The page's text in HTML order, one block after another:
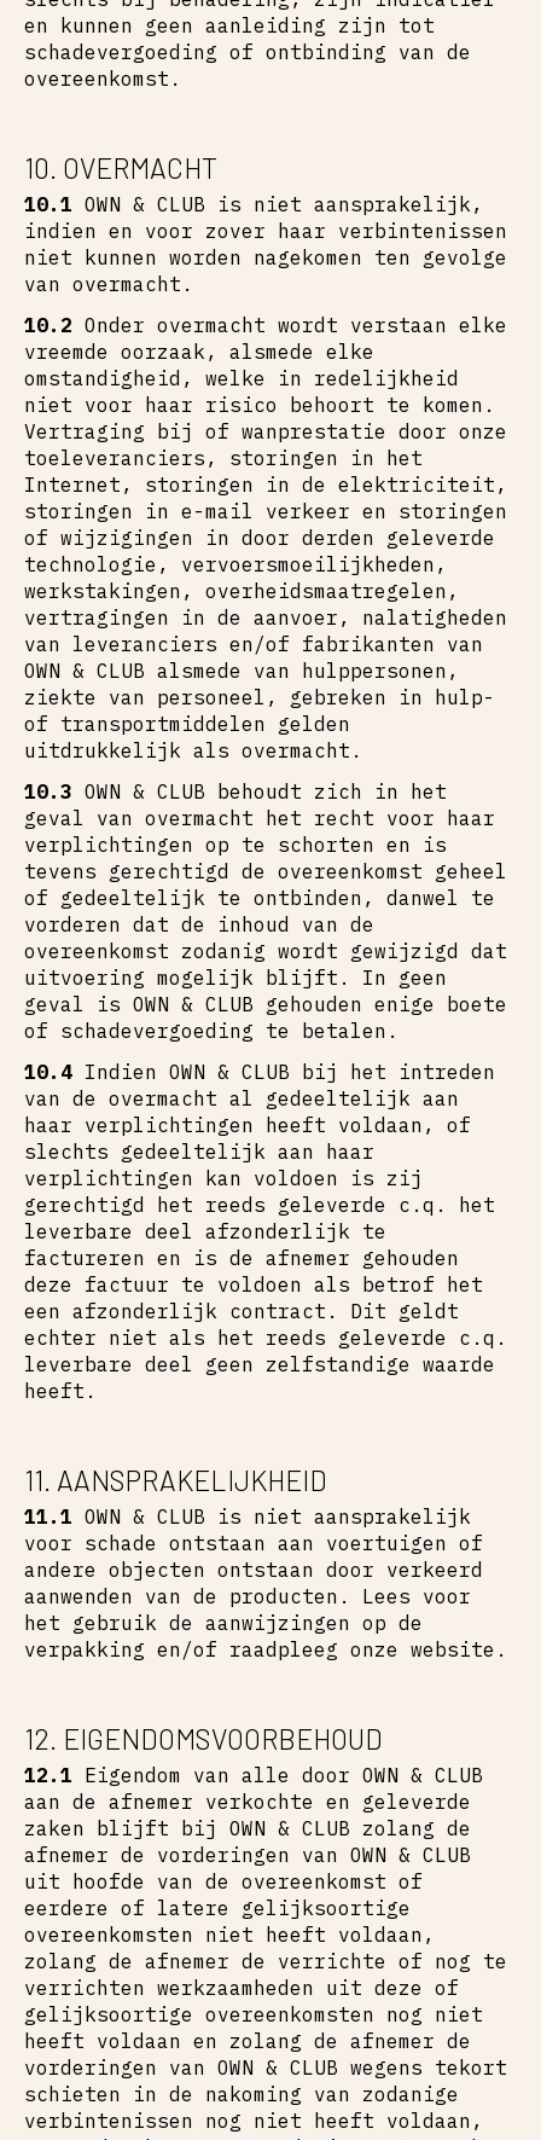
en kunnen geen aanleiding zijn tot
schadevergoeding of ontbinding van de
overeenkomst.
10. OVERMACHT
10.1 OWN & CLUB is niet aansprakelijk,
indien en voor zover haar verbintenissen
niet kunnen worden nagekomen ten gevolge
van overmacht.
10.2 Onder overmacht wordt verstaan elke
vreemde oorzaak, alsmede elke
omstandigheid, welke in redelijkheid
niet voor haar risico behoort te komen.
Vertraging bij of wanprestatie door onze
toeleveranciers, storingen in het
Internet, storingen in de elektriciteit,
storingen in e-mail verkeer en storingen
of wijzigingen in door derden geleverde
technologie, vervoersmoeilijkheden,
werkstakingen, overheidsmaatregelen,
vertragingen in de aanvoer, nalatigheden
van leveranciers en/of fabrikanten van
OWN & CLUB alsmede van hulppersonen,
ziekte van personeel, gebreken in hulp-
of transportmiddelen gelden
uitdrukkelijk als overmacht.
10.3 OWN & CLUB behoudt zich in het
geval van overmacht het recht voor haar
verplichtingen op te schorten en is
tevens gerechtigd de overeenkomst geheel
of gedeeltelijk te ontbinden, danwel te
vorderen dat de inhoud van de
overeenkomst zodanig wordt gewijzigd dat
uitvoering mogelijk blijft. In geen
geval is OWN & CLUB gehouden enige boete
of schadevergoeding te betalen.
10.4 Indien OWN & CLUB bij het intreden
van de overmacht al gedeeltelijk aan
haar verplichtingen heeft voldaan, of
slechts gedeeltelijk aan haar
verplichtingen kan voldoen is zij
gerechtigd het reeds geleverde c.q. het
leverbare deel afzonderlijk te
factureren en is de afnemer gehouden
deze factuur te voldoen als betrof het
een afzonderlijk contract. Dit geldt
echter niet als het reeds geleverde c.q.
leverbare deel geen zelfstandige waarde
heeft.
11. AANSPRAKELIJKHEID
11.1 OWN & CLUB is niet aansprakelijk
voor schade ontstaan aan voertuigen of
andere objecten ontstaan door verkeerd
aanwenden van de producten. Lees voor
het gebruik de aanwijzingen op de
verpakking en/of raadpleeg onze website.
12. EIGENDOMSVOORBEHOUD
12.1 Eigendom van alle door OWN & CLUB
aan de afnemer verkochte en geleverde
zaken blijft bij OWN & CLUB zolang de
afnemer de vorderingen van OWN & CLUB
uit hoofde van de overeenkomst of
eerdere of latere gelijksoortige
overeenkomsten niet heeft voldaan,
zolang de afnemer de verrichte of nog te
verrichten werkzaamheden uit deze of
gelijksoortige overeenkomsten nog niet
heeft voldaan en zolang de afnemer de
vorderingen van OWN & CLUB wegens tekort
schieten in de nakoming van zodanige
verbintenissen nog niet heeft voldaan,